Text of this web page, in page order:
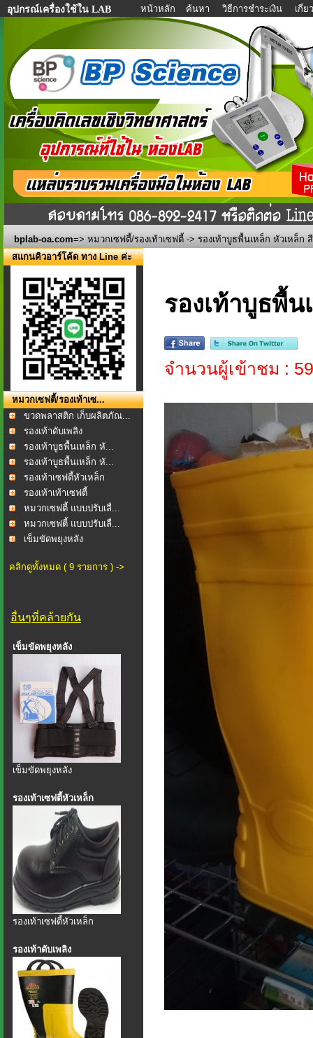
อุปกรณ์เครื่องใช้ใน LAB หน้าหลัก ค้นหา วิธีการชำระเงิน เกี่ย
bplab-oa.com=> หมวกเซฟตี้/รองเท้าเซฟตี้ -> รองเท้าบูธพื้นเหล็ก หัวเหล็ก
สแกนคิวอาร์โค้ด ทาง Line ค่ะ
หมวกเซฟตี้/รองเท้าเซ...
ขวดพลาสติก เก็บผลิตภัณ...
รองเท้าดับเพลิง
รองเท้าบูธพื้นเหล็ก หั...
รองเท้าบูธพื้นเหล็ก หั...
รองเท้าเซฟตี้หัวเหล็ก
รองเท้าเท้าเซฟตี้
หมวกเซฟตี้ แบบปรับเลื่...
หมวกเซฟตี้ แบบปรับเลื่...
เข็มขัดพยุงหลัง
คลิกดูทั้งหมด ( 9 รายการ ) ->
อื่นๆที่คล้ายกัน
เข็มขัดพยุงหลัง
เข็มขัดพยุงหลัง
รองเท้าเซฟตี้หัวเหล็ก
รองเท้าเซฟตี้หัวเหล็ก
รองเท้าดับเพลิง
รองเท้าบูธพื้น
จำนวนผู้เข้าชม :